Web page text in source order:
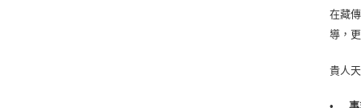
在藏
導，
貴人